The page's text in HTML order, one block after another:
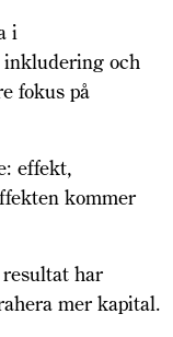
i
inkludering och
fokus på
effekt,
kommer
har
mer kapital.